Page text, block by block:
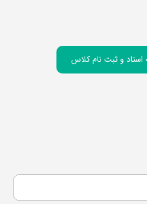
و ثبت نام کلاس